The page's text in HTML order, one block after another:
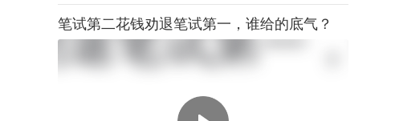
笔试第二花钱劝退笔试第一，谁给的底气？